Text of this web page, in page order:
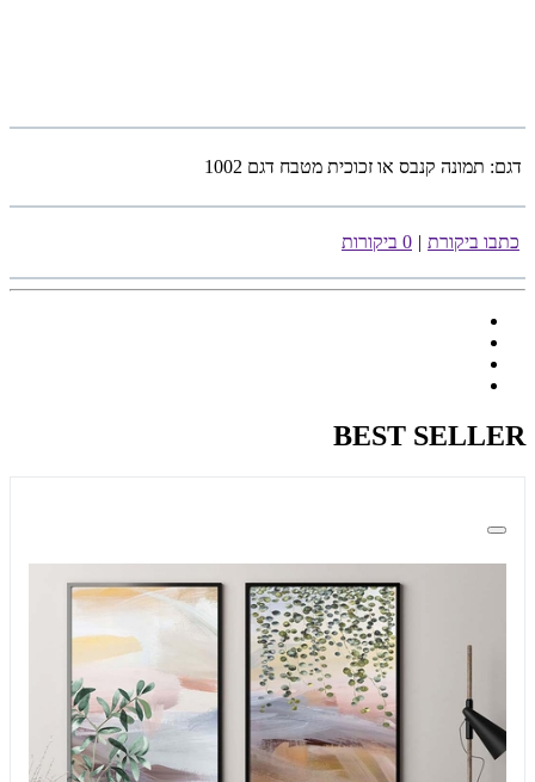
דגם: תמונה קנבס או זכוכית מטבח דגם 1002
כתבו ביקורת | 0 ביקורות
BEST SELLER